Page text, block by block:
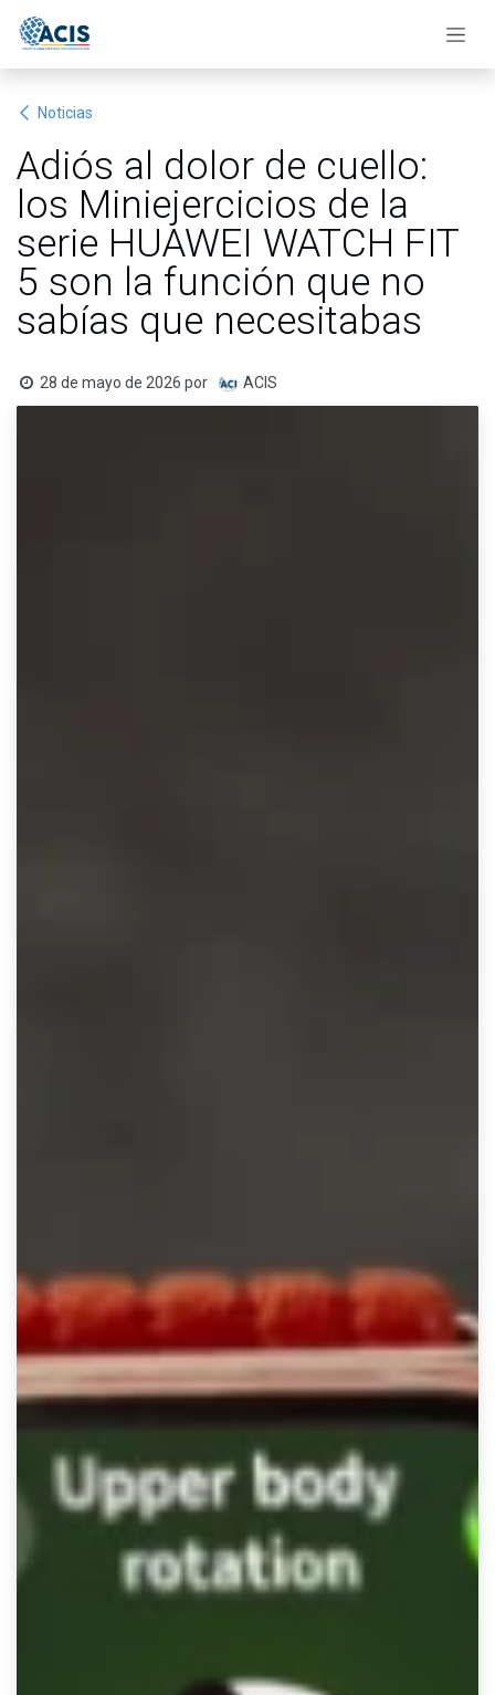
Noticias
Adiós al dolor de cuello:
los Miniejercicios de la
serie HUAWEI WATCH FIT
5 son la función que no
sabías que necesitabas
28 de mayo de 2026 por ACIS